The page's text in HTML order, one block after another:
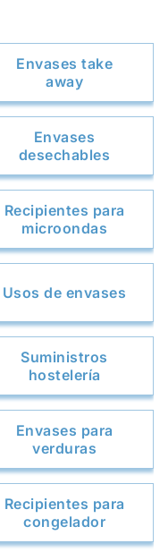
Envases take
away
Envases
desechables
Recipientes para
microondas
Usos de envases
Suministros
hostelería
Envases para
verduras
Recipientes para
congelador